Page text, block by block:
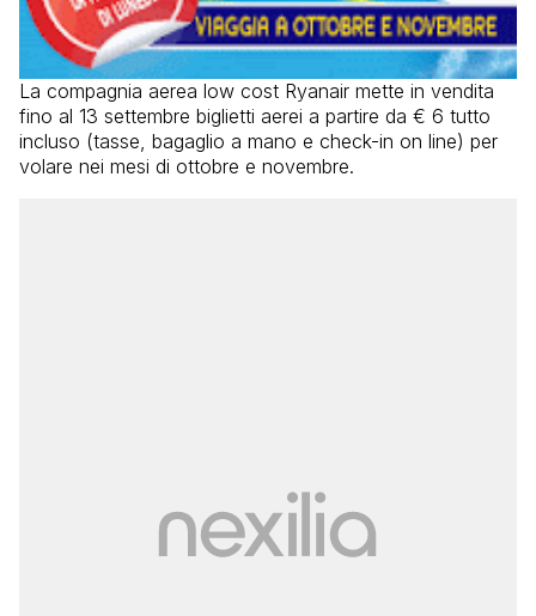
La compagnia aerea low cost Ryanair mette in vendita
fino al 13 settembre biglietti aerei a partire da € 6 tutto
incluso (tasse, bagaglio a mano e check-in on line) per
volare nei mesi di ottobre e novembre.